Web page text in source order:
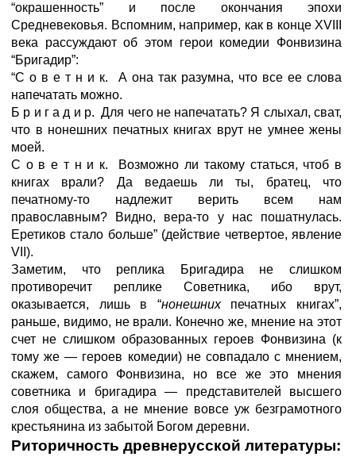
“окрашенность” и после окончания эпохи
Средневековья. Вспомним, например, как в конце XVIII
века рассуждают об этом герои комедии Фонвизина
“Бригадир”:
“С о в е т н и к. А она так разумна, что все ее слова
напечатать можно.
Б р и г а д и р. Для чего не напечатать? Я слыхал, сват,
что в нонешних печатных книгах врут не умнее жены
моей.
С о в е т н и к. Возможно ли такому статься, чтоб в
книгах врали? Да ведаешь ли ты, братец, что
печатному-то надлежит верить всем нам
православным? Видно, вера-то у нас пошатнулась.
Еретиков стало больше” (действие четвертое, явление
VII).
Заметим, что реплика Бригадира не слишком
противоречит реплике Советника, ибо врут,
оказывается, лишь в “нонешнихпечатных книгах”,
раньше, видимо, не врали. Конечно же, мнение на этот
счет не слишком образованных героев Фонвизина (к
тому же — героев комедии) не совпадало с мнением,
скажем, самого Фонвизина, но все же это мнения
советника и бригадира — представителей высшего
слоя общества, а не мнение вовсе уж безграмотного
крестьянина из забытой Богом деревни.
Риторичность древнерусской литературы: